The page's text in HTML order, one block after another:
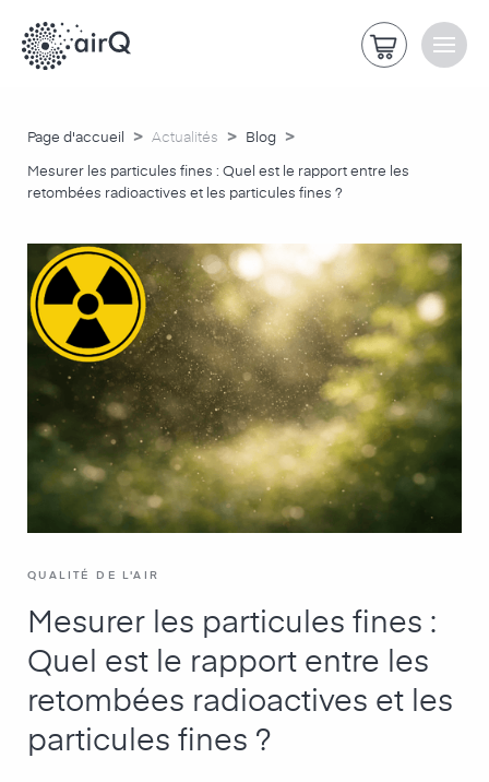
Page d'accueil > Actualités > Blog >
Mesurer les particules fines : Quel est le rapport entre les
retombées radioactives et les particules fines ?
QUALITÉ DE L'AIR
Mesurer les particules fines :
Quel est le rapport entre les
retombées radioactives et les
particules fines ?